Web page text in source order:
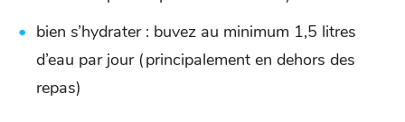
bien s’hydrater : buvez au minimum 1,5 litres
d’eau par jour (principalement en dehors des
repas)